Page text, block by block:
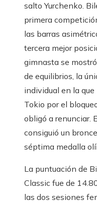
salto Yurchenko.
primera
las barras
tercera mejor
gimnasta se
de equilibrios, la
individual en la
Tokio por el
obligó a renunciar.
consiguió un
séptima medalla
La puntuación de
Classic fue de
las dos sesiones